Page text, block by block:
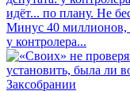
Минус 40 миллионов,
у контролера...